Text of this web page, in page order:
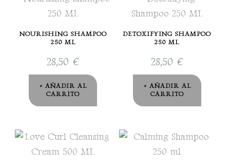
NOURISHING SHAMPOO
250 ML
28,50 €
AÑADIR AL
CARRITO
DETOXIFYING SHAMPOO
250 ML
28,50 €
AÑADIR AL
CARRITO